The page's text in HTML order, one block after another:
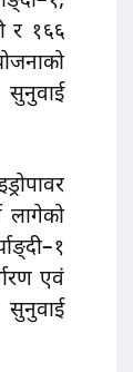
र १६६
सुनुवाई
लागेको
एवं
सुनुवाई